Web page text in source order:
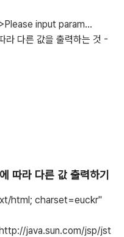
input param...
다른 값을 출력하는 것 -
따라 다른 값 출력하기
html; charset=euckr"
java.sun.com/jsp/jst